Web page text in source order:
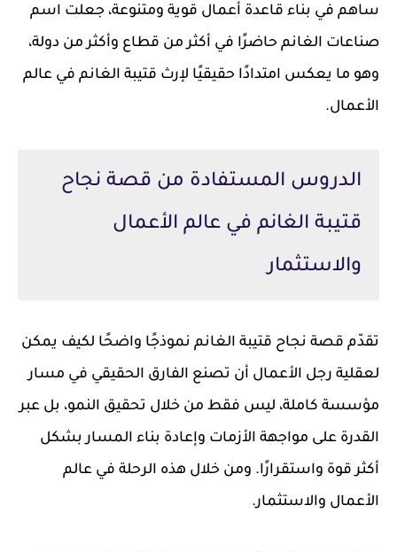
ساهم في بناء قاعدة أعمال قوية ومتنوعة، جعلت اسم
صناعات الغانم حاضرًا في أكثر من قطاع وأكثر من دولة،
وهو ما يعكس امتدادًا حقيقيًا لإرث قتيبة الغانم في عالم
الأعمال.
الدروس المستفادة من قصة نجاح
قتيبة الغانم في عالم الأعمال
والاستثمار
تقدّم قصة نجاح قتيبة الغانم نموذجًا واضحًا لكيف يمكن
لعقلية رجل الأعمال أن تصنع الفارق الحقيقي في مسار
مؤسسة كاملة، ليس فقط من خلال تحقيق النمو، بل عبر
القدرة على مواجهة الأزمات وإعادة بناء المسار بشكل
أكثر قوة واستقرارًا. ومن خلال هذه الرحلة في عالم
الأعمال والاستثمار.